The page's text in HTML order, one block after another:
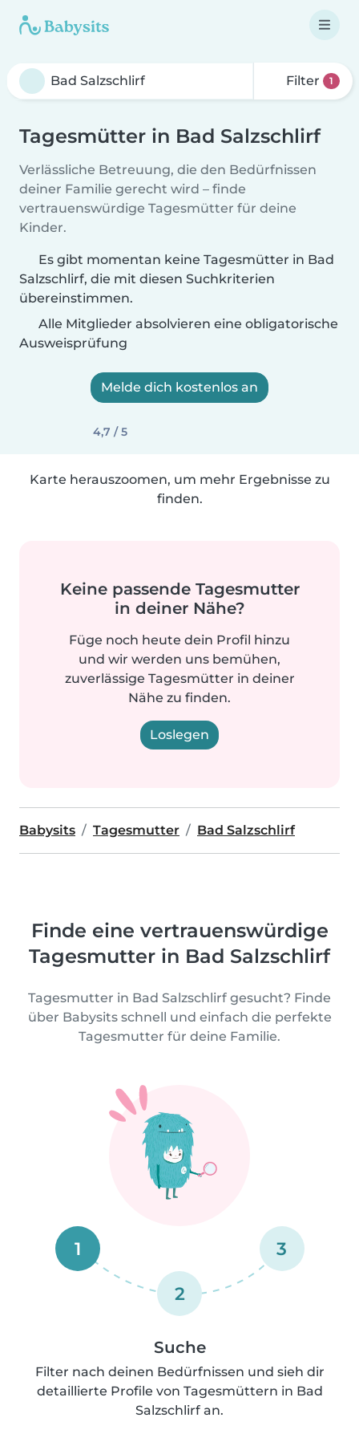
Filter 1
Tagesmütter in Bad Salzschlirf
Verlässliche Betreuung, die den Bedürfnissen
deiner Familie gerecht wird – finde
vertrauenswürdige Tagesmütter für deine
Kinder.
Es gibt momentan keine Tagesmütter in Bad
Salzschlirf, die mit diesen Suchkriterien
übereinstimmen.
Alle Mitglieder absolvieren eine obligatorische
Ausweisprüfung
Melde dich kostenlos an
4,7 / 5
Karte herauszoomen, um mehr Ergebnisse zu
finden.
Keine passende Tagesmutter
in deiner Nähe?
Füge noch heute dein Profil hinzu
und wir werden uns bemühen,
zuverlässige Tagesmütter in deiner
Nähe zu finden.
Loslegen
Babysits Tagesmutter Bad Salzschlirf
Finde eine vertrauenswürdige
Tagesmutter in Bad Salzschlirf
Tagesmutter in Bad Salzschlirf gesucht? Finde
über Babysits schnell und einfach die perfekte
Tagesmutter für deine Familie.
1
2
3
Suche
Filter nach deinen Bedürfnissen und sieh dir
detaillierte Profile von Tagesmüttern in Bad
Salzschlirf an.